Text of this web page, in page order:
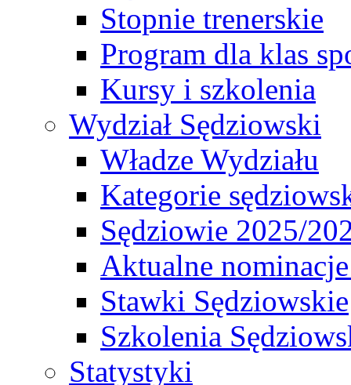
Stopnie trenerskie
Program dla klas
Kursy i szkolenia
Wydział Sędziowski
Władze Wydziału
Kategorie
Sędziowie 2025/
Aktualne
Stawki Sędziowskie
Szkolenia
Statystyki